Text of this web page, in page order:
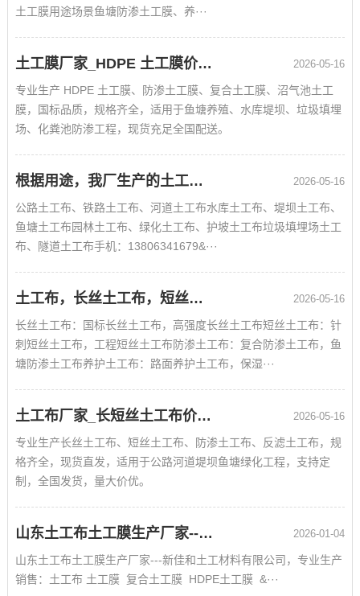
土工膜用途场景鱼塘防渗土工膜、养···
土工膜厂家_HDPE 土工膜价格_鱼塘防渗土工膜批发 2026-05-16
专业生产 HDPE 土工膜、防渗土工膜、复合土工膜、沼气池土工
膜，国标品质，规格齐全，适用于鱼塘养殖、水库堤坝、垃圾填埋
场、化粪池防渗工程，现货充足全国配送。
根据用途，我厂生产的土工布类目 2026-05-16
公路土工布、铁路土工布、河道土工布水库土工布、堤坝土工布、
鱼塘土工布园林土工布、绿化土工布、护坡土工布垃圾填埋场土工
布、隧道土工布手机：13806341679&···
土工布，长丝土工布，短丝土工布，防渗土工布，土工布厂家，土工布价格 2026-05-16
长丝土工布：国标长丝土工布，高强度长丝土工布短丝土工布：针
刺短丝土工布，工程短丝土工布防渗土工布：复合防渗土工布，鱼
塘防渗土工布养护土工布：路面养护土工布，保湿···
土工布厂家_长短丝土工布价格_工程防渗养护土工布批发 2026-05-16
专业生产长丝土工布、短丝土工布、防渗土工布、反滤土工布，规
格齐全，现货直发，适用于公路河道堤坝鱼塘绿化工程，支持定
制，全国发货，量大价优。
山东土工布土工膜生产厂家--新佳和欢迎您来我司考察合作 2026-01-04
山东土工布土工膜生产厂家---新佳和土工材料有限公司，专业生产
销售：土工布 土工膜 复合土工膜 HDPE土工膜 &···